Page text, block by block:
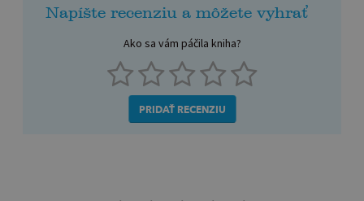
Napíšte recenziu a môžete vyhrať
Ako sa vám páčila kniha?
PRIDAŤ RECENZIU